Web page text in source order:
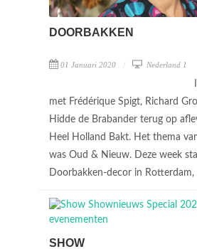
DOORBAKKEN
01 Januari 2020 Nederland 1
met Frédérique Spigt, Richard
Hidde de Brabander terug op
Heel Holland Bakt. Het thema
was Oud & Nieuw. Deze week
Doorbakken-decor in Rotterdam,
SHOW